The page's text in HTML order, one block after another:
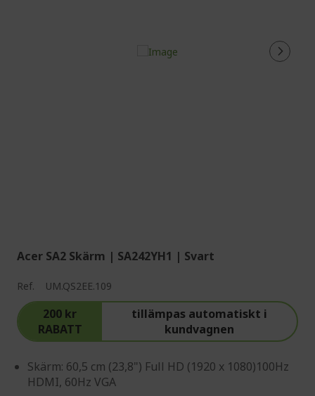
Acer SA2 Skärm | SA242YH1 | Svart
Ref. UM.QS2EE.109
200 kr
RABATT
tillämpas automatiskt i
kundvagnen
Skärm: 60,5 cm (23,8") Full HD (1920 x 1080)100Hz
HDMI, 60Hz VGA